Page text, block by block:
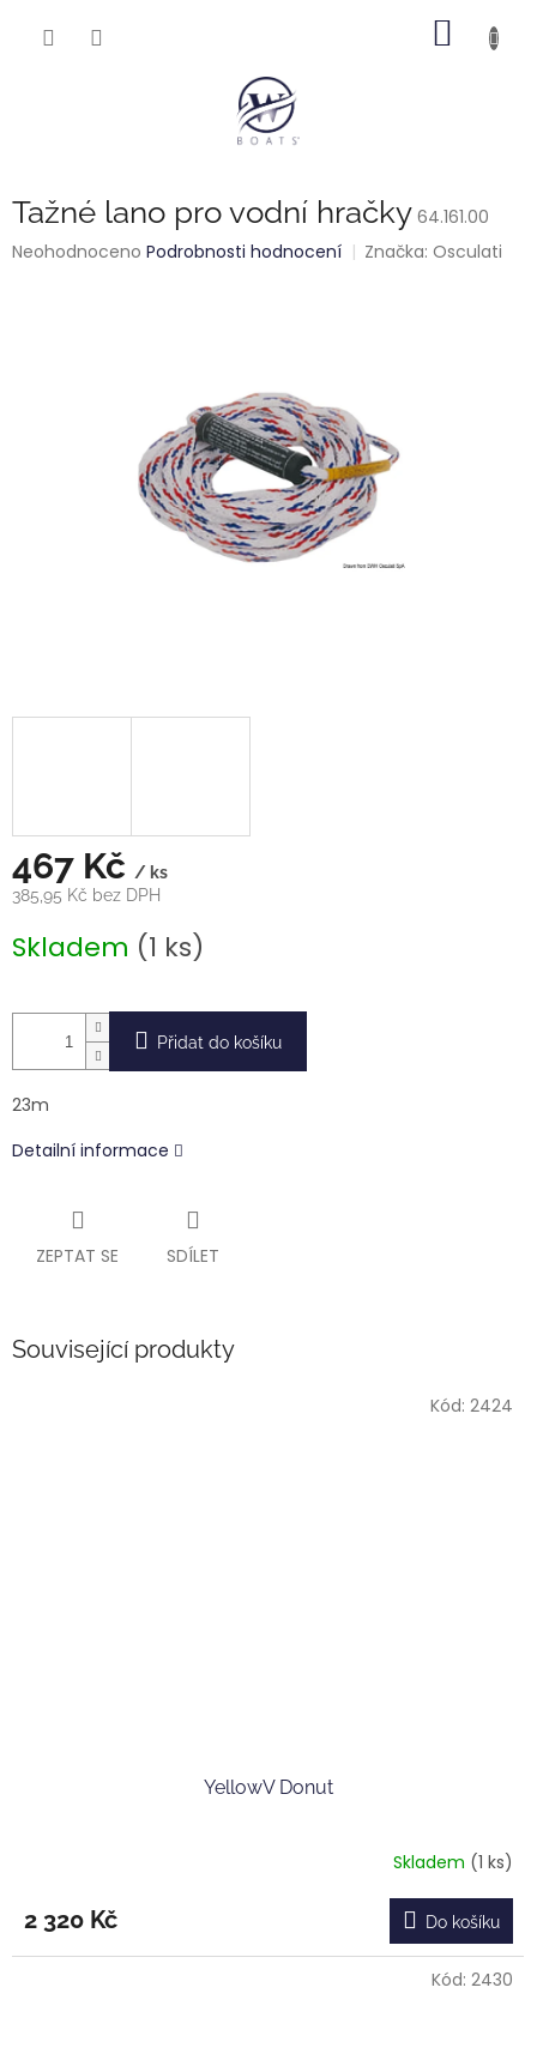
Tažné lano pro vodní hračky 64.161.00
Průměrné
Neohodnoceno Podrobnosti hodnocení Značka:Osculati
467 Kč / ks
385,95 Kč bez DPH
cena:
Skladem (1 ks)
Přidat do košíku
23m
Detailní informace
ZEPTAT SE SDÍLET
Související produkty
YellowV Donut
Skladem (1 ks)
2 320 Kč Do košíku
Kód: 2424
Kód: 2430